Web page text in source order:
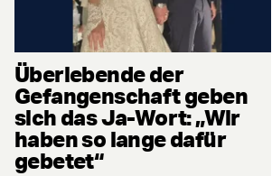
Überlebende der
Gefangenschaft geben
sich das Ja-Wort: „Wir
haben so lange dafür
gebetet“